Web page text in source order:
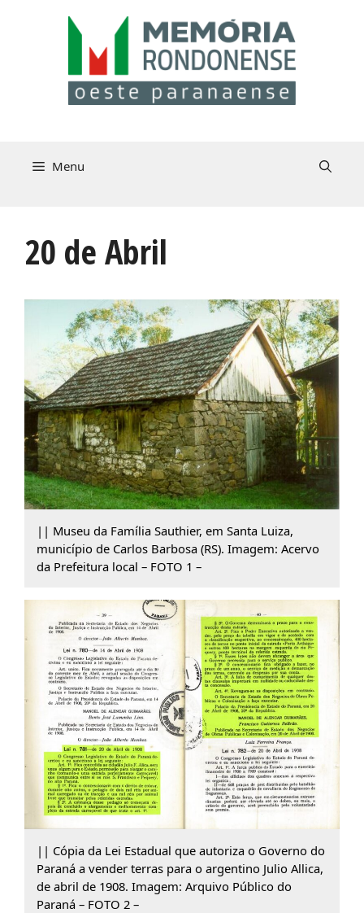
Menu
20 de Abril
|| Museu da Família Sauthier, em Santa Luiza,
município de Carlos Barbosa (RS). Imagem: Acervo
da Prefeitura local – FOTO 1 –
|| Cópia da Lei Estadual que autoriza o Governo do
Paraná a vender terras para o argentino Julio Allica,
de abril de 1908. Imagem: Arquivo Público do
Paraná – FOTO 2 –